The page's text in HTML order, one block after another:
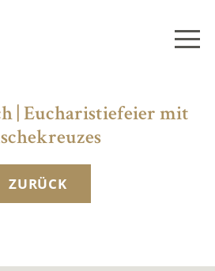
| Eucharistiefeier mit
ZURÜCK